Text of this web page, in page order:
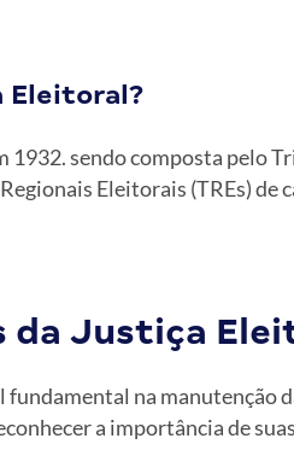
Eleitoral?
sendo composta pelo
Eleitorais (TREs) de
da Justiça
na manutenção
a importância de